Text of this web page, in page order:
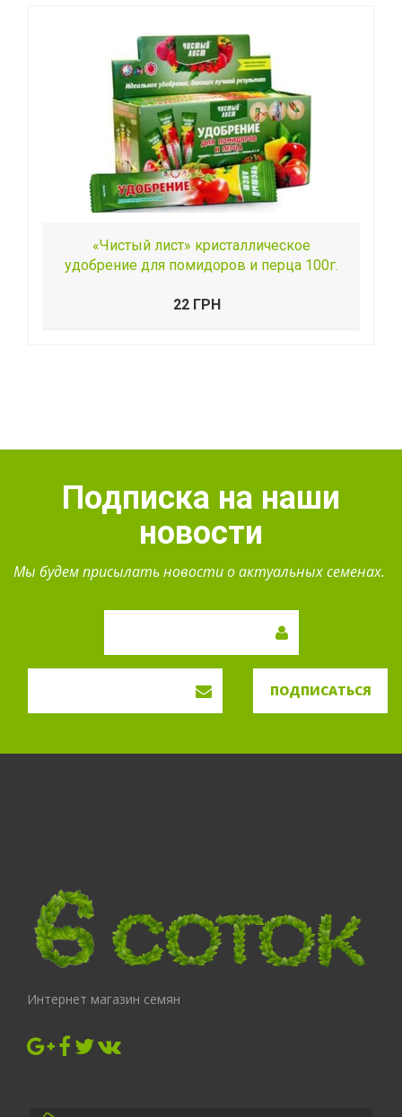
«Чистый лист» кристаллическое
удобрение для помидоров и перца 100г.
22 ГРН
Подписка на наши
новости
Мы будем присылать новости о актуальных семенах.
ПОДПИСАТЬСЯ
Интернет магазин семян